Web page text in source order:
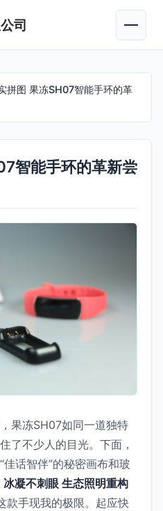
司
拼图 果冻SH07智能手环的革
智能手环的革新尝
果冻SH07如同一道独特
了不少人的目光。下面，
话智伴”的秘密画布和玻
冰凝不刺眼 生态照明重构
款手现我的极限。起应快